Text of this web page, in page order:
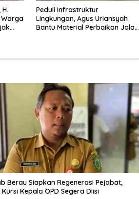
Peduli Infrastruktur
Lingkungan, Agus Uriansyah
Bantu Material Perbaikan Jalan
Berau Siapkan Regenerasi Pejabat,
Kepala OPD Segera Diisi